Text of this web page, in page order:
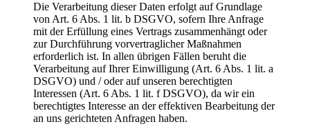
Die Verarbeitung dieser Daten erfolgt auf Grundlage
von Art. 6 Abs. 1 lit. b DSGVO, sofern Ihre Anfrage
mit der Erfüllung eines Vertrags zusammenhängt oder
zur Durchführung vorvertraglicher Maßnahmen
erforderlich ist. In allen übrigen Fällen beruht die
Verarbeitung auf Ihrer Einwilligung (Art. 6 Abs. 1 lit. a
DSGVO) und / oder auf unseren berechtigten
Interessen (Art. 6 Abs. 1 lit. f DSGVO), da wir ein
berechtigtes Interesse an der effektiven Bearbeitung der
an uns gerichteten Anfragen haben.